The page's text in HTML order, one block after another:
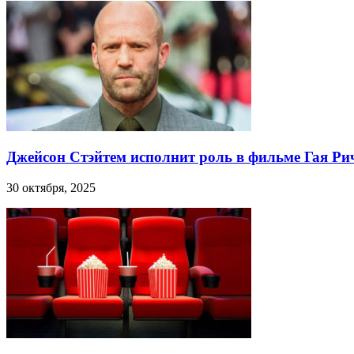
Джейсон Стэйтем исполнит роль в фильме Гая
30 октября, 2025